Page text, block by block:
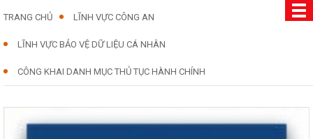
TRANG CHỦ LĨNH VỰC CÔNG AN
LĨNH VỰC BẢO VỆ DỮ LIỆU CÁ NHÂN
CÔNG KHAI DANH MỤC THỦ TỤC HÀNH CHÍNH